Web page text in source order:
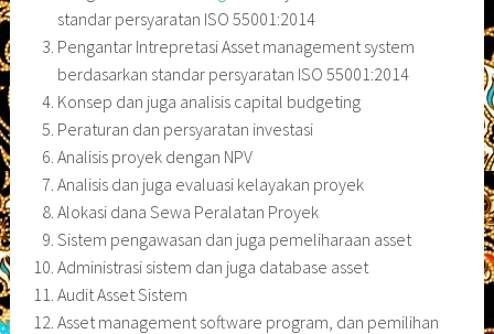
standar persyaratan ISO 55001:2014
Pengantar Intrepretasi Asset management system
berdasarkan standar persyaratan ISO 55001:2014
Konsep dan juga analisis capital budgeting
Peraturan dan persyaratan investasi
Analisis proyek dengan NPV
Analisis dan juga evaluasi kelayakan proyek
Alokasi dana Sewa Peralatan Proyek
Sistem pengawasan dan juga pemeliharaan asset
Administrasi sistem dan juga database asset
Audit Asset Sistem
Asset management software program, dan pemilihan